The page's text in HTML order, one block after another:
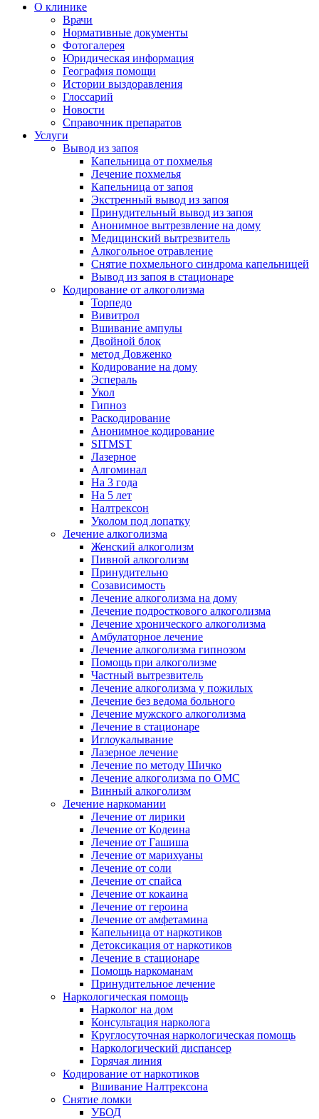
О клинике
Врачи
Нормативные документы
Фотогалерея
Юридическая информация
География помощи
Истории выздоравления
Глоссарий
Новости
Справочник препаратов
Услуги
Вывод из запоя
Капельница от похмелья
Лечение похмелья
Капельница от запоя
Экстренный вывод из запоя
Принудительный вывод из запоя
Анонимное вытрезвление на дому
Медицинский вытрезвитель
Алкогольное отравление
Снятие похмельного синдрома капельницей
Вывод из запоя в стационаре
Кодирование от алкоголизма
Торпедо
Вивитрол
Вшивание ампулы
Двойной блок
метод Довженко
Кодирование на дому
Эспераль
Укол
Гипноз
Раскодирование
Анонимное кодирование
SITMST
Лазерное
Алгоминал
На 3 года
На 5 лет
Налтрексон
Уколом под лопатку
Лечение алкоголизма
Женский алкоголизм
Пивной алкоголизм
Принудительно
Созависимость
Лечение алкоголизма на дому
Лечение подросткового алкоголизма
Лечение хронического алкоголизма
Амбулаторное лечение
Лечение алкоголизма гипнозом
Помощь при алкоголизме
Частный вытрезвитель
Лечение алкоголизма у пожилых
Лечение без ведома больного
Лечение мужского алкоголизма
Лечение в стационаре
Иглоукалывание
Лазерное лечение
Лечение по методу Шичко
Лечение алкоголизма по ОМС
Винный алкоголизм
Лечение наркомании
Лечение от лирики
Лечение от Кодеина
Лечение от Гашиша
Лечение от марихуаны
Лечение от соли
Лечение от спайса
Лечение от кокаина
Лечение от героина
Лечение от амфетамина
Капельница от наркотиков
Детоксикация от наркотиков
Лечение в стационаре
Помощь наркоманам
Принудительное лечение
Наркологическая помощь
Нарколог на дом
Консультация нарколога
Круглосуточная наркологическая помощь
Наркологический диспансер
Горячая линия
Кодирование от наркотиков
Вшивание Налтрексона
Снятие ломки
УБОД